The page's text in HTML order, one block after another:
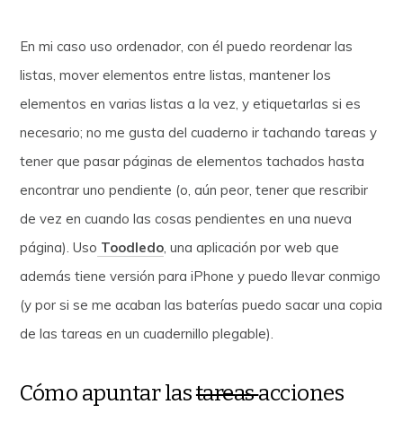
En mi caso uso ordenador, con él puedo reordenar las
listas, mover elementos entre listas, mantener los
elementos en varias listas a la vez, y etiquetarlas si es
necesario; no me gusta del cuaderno ir tachando tareas y
tener que pasar páginas de elementos tachados hasta
encontrar uno pendiente (o, aún peor, tener que rescribir
de vez en cuando las cosas pendientes en una nueva
página). Uso Toodledo, una aplicación por web que
además tiene versión para iPhone y puedo llevar conmigo
(y por si se me acaban las baterías puedo sacar una copia
de las tareas en un cuadernillo plegable).
Cómo apuntar lastareasacciones